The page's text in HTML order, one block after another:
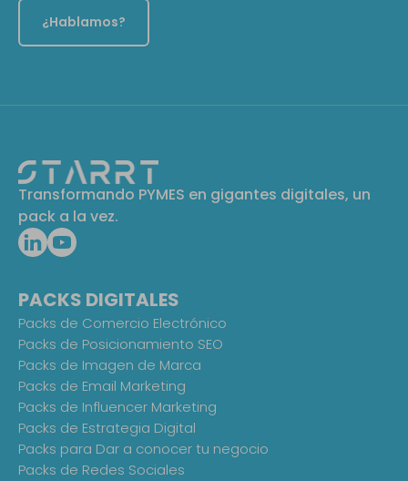
¿Hablamos?
Transformando PYMES en gigantes digitales, un
pack a la vez.
PACKS DIGITALES
Packs de Comercio Electrónico
Packs de Posicionamiento SEO
Packs de Imagen de Marca
Packs de Email Marketing
Packs de Influencer Marketing
Packs de Estrategia Digital
Packs para Dar a conocer tu negocio
Packs de Redes Sociales